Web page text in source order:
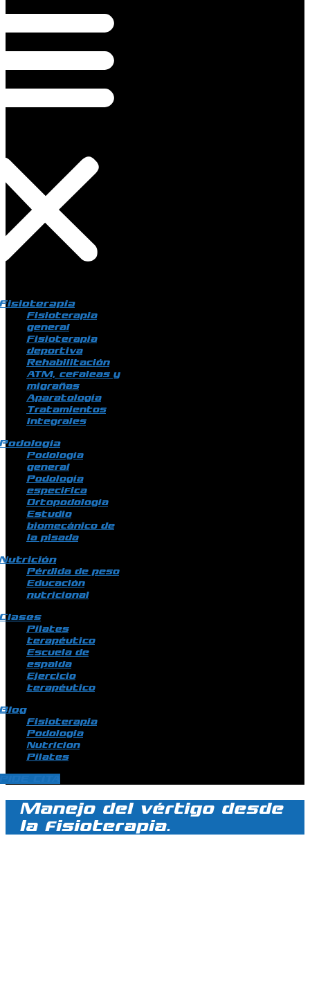
Fisioterapia
general
Fisioterapia
deportiva
Rehabilitación
ATM, cefaleas y
migrañas
Aparatología
Tratamientos
integrales
Podología
general
Podología
específica
Ortopodología
Estudio
biomecánico de
la pisada
Pérdida de peso
Educación
nutricional
Pilates
terapéutico
Escuela de
espalda
Ejercicio
terapéutico
Fisioterapia
Podologia
Nutricion
Pilates
Manejo del vértigo desde
la fisioterapia.